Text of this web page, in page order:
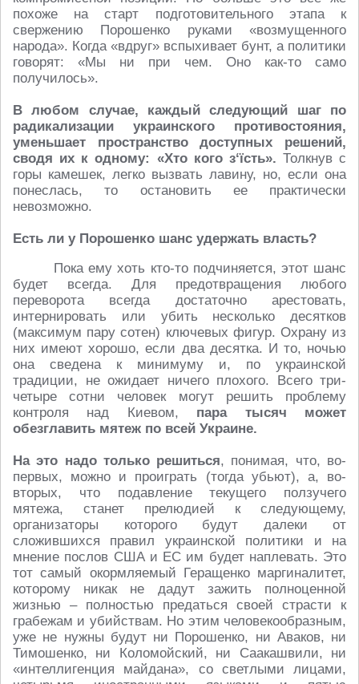
похоже на старт подготовительного этапа к
свержению Порошенко руками «возмущенного
народа». Когда «вдруг» вспыхивает бунт, а политики
говорят: «Мы ни при чем. Оно как-то само
получилось».
В любом случае, каждый следующий шаг по
радикализации украинского противостояния,
уменьшает пространство доступных решений,
сводя их к одному: «Хто кого з‘їсть». Толкнув с
горы камешек, легко вызвать лавину, но, если она
понеслась, то остановить ее практически
невозможно.
Есть ли у Порошенко шанс удержать власть?
Пока ему хоть кто-то подчиняется, этот шанс
будет всегда. Для предотвращения любого
переворота всегда достаточно арестовать,
интернировать или убить несколько десятков
(максимум пару сотен) ключевых фигур. Охрану из
них имеют хорошо, если два десятка. И то, ночью
она сведена к минимуму и, по украинской
традиции, не ожидает ничего плохого. Всего три-
четыре сотни человек могут решить проблему
контроля над Киевом, пара тысяч может
обезглавить мятеж по всей Украине.
На это надо только решиться, понимая, что, во-
первых, можно и проиграть (тогда убьют), а, во-
вторых, что подавление текущего ползучего
мятежа, станет прелюдией к следующему,
организаторы которого будут далеки от
сложившихся правил украинской политики и на
мнение послов США и ЕС им будет наплевать. Это
тот самый окормляемый Геращенко маргиналитет,
которому никак не дадут зажить полноценной
жизнью – полностью предаться своей страсти к
грабежам и убийствам. Но этим человекообразным,
уже не нужны будут ни Порошенко, ни Аваков, ни
Тимошенко, ни Коломойский, ни Саакашвили, ни
«интеллигенция майдана», со светлыми лицами,